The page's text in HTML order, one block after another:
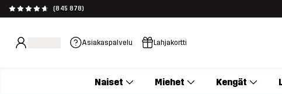
(845 878)
Asiakaspalvelu Lahjakortti
Naiset Miehet Kengät